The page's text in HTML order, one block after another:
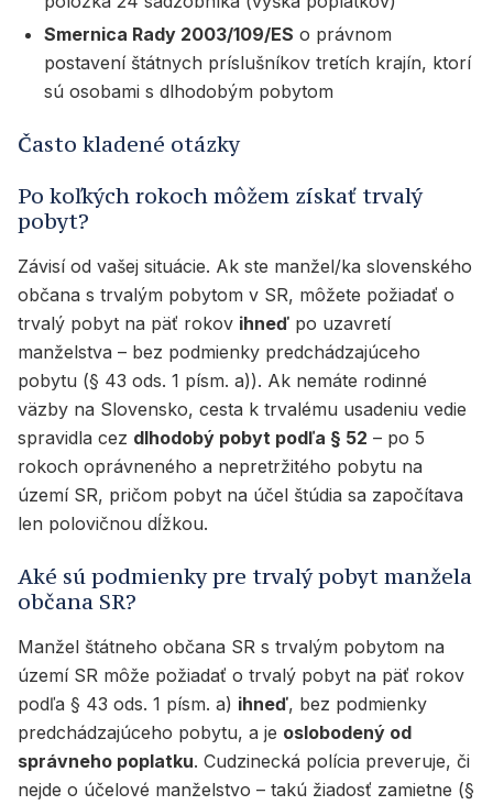
Smernica Rady 2003/109/ES o právnom
postavení štátnych príslušníkov tretích krajín, ktorí
sú osobami s dlhodobým pobytom
Často kladené otázky
Po koľkých rokoch môžem získať trvalý
pobyt?
Závisí od vašej situácie. Ak ste manžel/ka slovenského
občana s trvalým pobytom v SR, môžete požiadať o
trvalý pobyt na päť rokov ihneď po uzavretí
manželstva – bez podmienky predchádzajúceho
pobytu (§ 43 ods. 1 písm. a)). Ak nemáte rodinné
väzby na Slovensko, cesta k trvalému usadeniu vedie
spravidla cez dlhodobý pobyt podľa § 52 – po 5
rokoch oprávneného a nepretržitého pobytu na
území SR, pričom pobyt na účel štúdia sa započítava
len polovičnou dĺžkou.
Aké sú podmienky pre trvalý pobyt manžela
občana SR?
Manžel štátneho občana SR s trvalým pobytom na
území SR môže požiadať o trvalý pobyt na päť rokov
podľa § 43 ods. 1 písm. a) ihneď, bez podmienky
predchádzajúceho pobytu, a je oslobodený od
správneho poplatku. Cudzinecká polícia preveruje, či
nejde o účelové manželstvo – takú žiadosť zamietne (§